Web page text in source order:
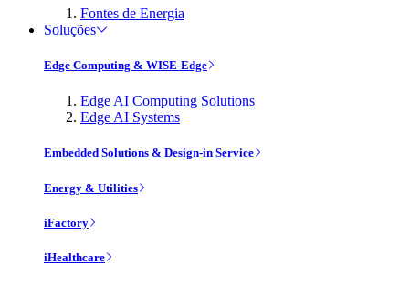
Fontes de Energia
Soluções
Edge Computing & WISE-Edge
Edge AI Computing Solutions
Edge AI Systems
Embedded Solutions & Design-in Service
Energy & Utilities
iFactory
iHealthcare